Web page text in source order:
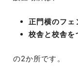
正門横のフェ
校舎と校舎を
の2か所です。